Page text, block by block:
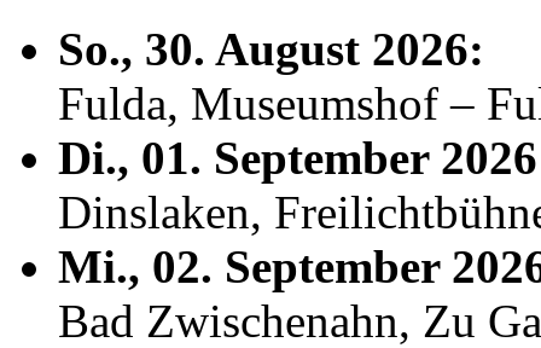
So., 30. August 2026:
Fulda, Museumshof –
Di., 01. September
Dinslaken,
Mi., 02. September
Bad Zwischenahn, Zu